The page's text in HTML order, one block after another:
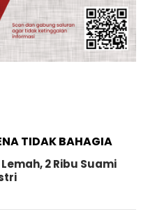
TIDAK BAHAGIA
2 Ribu Suami